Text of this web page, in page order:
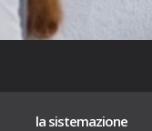
la sistemazione